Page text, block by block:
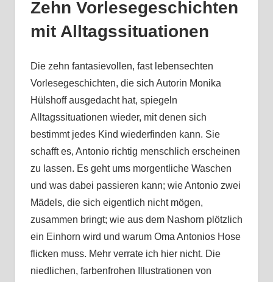
Zehn Vorlesegeschichten
mit Alltagssituationen
Die zehn fantasievollen, fast lebensechten
Vorlesegeschichten, die sich Autorin Monika
Hülshoff ausgedacht hat, spiegeln
Alltagssituationen wieder, mit denen sich
bestimmt jedes Kind wiederfinden kann. Sie
schafft es, Antonio richtig menschlich erscheinen
zu lassen. Es geht ums morgentliche Waschen
und was dabei passieren kann; wie Antonio zwei
Mädels, die sich eigentlich nicht mögen,
zusammen bringt; wie aus dem Nashorn plötzlich
ein Einhorn wird und warum Oma Antonios Hose
flicken muss. Mehr verrate ich hier nicht. Die
niedlichen, farbenfrohen Illustrationen von